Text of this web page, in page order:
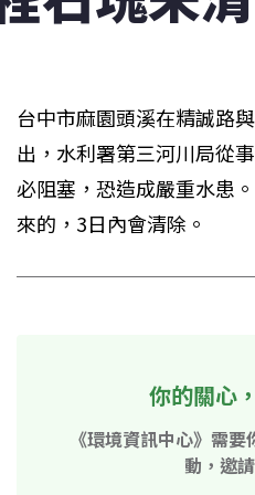
台中市麻園頭溪在精誠路
出，水利署第三河川局從
必阻塞，恐造成嚴重水患
來的，3日內會清除。
你的關心
《環境資訊中心》需
動，邀